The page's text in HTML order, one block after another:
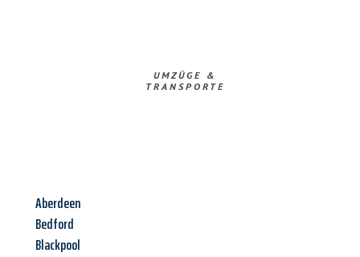
UMZÜGE &
TRANSPORTE
Aberdeen
Bedford
Blackpool